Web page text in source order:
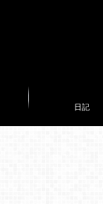
日記